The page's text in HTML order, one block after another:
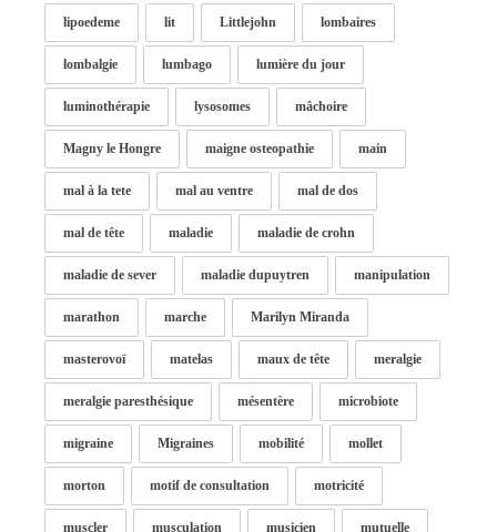
lipoedeme lit Littlejohn lombaires
lombalgie lumbago lumière du jour
luminothérapie lysosomes mâchoire
Magny le Hongre maigne osteopathie main
mal à la tete mal au ventre mal de dos
mal de tête maladie maladie de crohn
maladie de sever maladie dupuytren manipulation
marathon marche Marilyn Miranda
masterovoï matelas maux de tête meralgie
meralgie paresthésique mésentère microbiote
migraine Migraines mobilité mollet
morton motif de consultation motricité
muscler musculation musicien mutuelle